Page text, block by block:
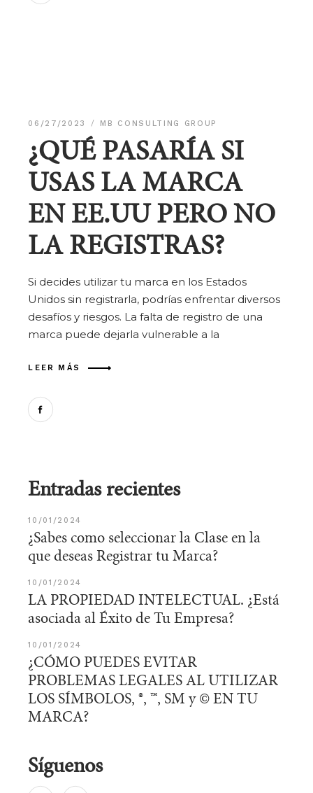
06/27/2023 MB CONSULTING GROUP
¿QUÉ PASARÍA SI
USAS LA MARCA
EN EE.UU PERO NO
LA REGISTRAS?
Si decides utilizar tu marca en los Estados
Unidos sin registrarla, podrías enfrentar diversos
desafíos y riesgos. La falta de registro de una
marca puede dejarla vulnerable a la
LEER MÁS
Entradas recientes
10/01/2024
¿Sabes como seleccionar la Clase en la
que deseas Registrar tu Marca?
10/01/2024
LA PROPIEDAD INTELECTUAL. ¿Está
asociada al Éxito de Tu Empresa?
10/01/2024
¿CÓMO PUEDES EVITAR
PROBLEMAS LEGALES AL UTILIZAR
LOS SÍMBOLOS, ®️, ™️, SM y ©️ EN TU
MARCA?
Síguenos